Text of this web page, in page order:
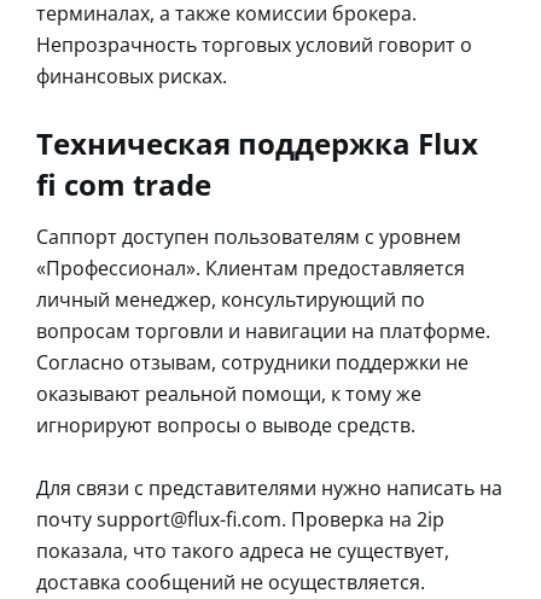
терминалах, а также комиссии брокера.
Непрозрачность торговых условий говорит о
финансовых рисках.
Техническая поддержка Flux
fi com trade
Саппорт доступен пользователям с уровнем
«Профессионал». Клиентам предоставляется
личный менеджер, консультирующий по
вопросам торговли и навигации на платформе.
Согласно отзывам, сотрудники поддержки не
оказывают реальной помощи, к тому же
игнорируют вопросы о выводе средств.
Для связи с представителями нужно написать на
почту support@flux-fi.com. Проверка на 2ip
показала, что такого адреса не существует,
доставка сообщений не осуществляется.